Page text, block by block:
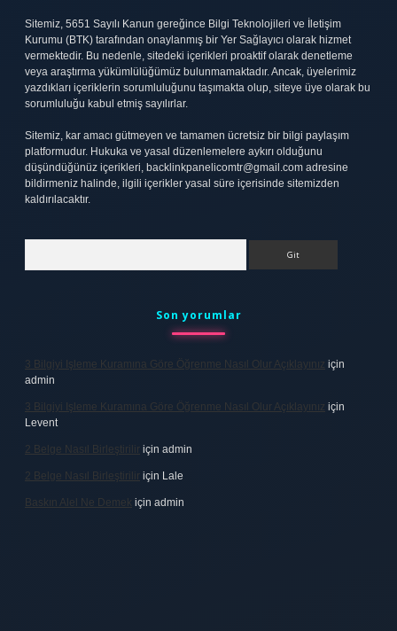
Sitemiz, 5651 Sayılı Kanun gereğince Bilgi Teknolojileri ve İletişim
Kurumu (BTK) tarafından onaylanmış bir Yer Sağlayıcı olarak hizmet
vermektedir. Bu nedenle, sitedeki içerikleri proaktif olarak denetleme
veya araştırma yükümlülüğümüz bulunmamaktadır. Ancak, üyelerimiz
yazdıkları içeriklerin sorumluluğunu taşımakta olup, siteye üye olarak bu
sorumluluğu kabul etmiş sayılırlar.
Sitemiz, kar amacı gütmeyen ve tamamen ücretsiz bir bilgi paylaşım
platformudur. Hukuka ve yasal düzenlemelere aykırı olduğunu
düşündüğünüz içerikleri, backlinkpanelicomtr@gmail.com adresine
bildirmeniz halinde, ilgili içerikler yasal süre içerisinde sitemizden
kaldırılacaktır.
Son yorumlar
3 Bilgiyi Işleme Kuramına Göre Öğrenme Nasıl Olur Açıklayınız için
admin
3 Bilgiyi Işleme Kuramına Göre Öğrenme Nasıl Olur Açıklayınız için
Levent
2 Belge Nasıl Birleştirilir için admin
2 Belge Nasıl Birleştirilir için Lale
Baskın Alel Ne Demek için admin